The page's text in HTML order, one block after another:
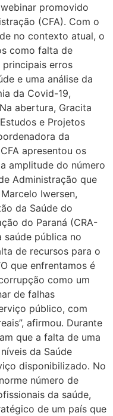
promovido
(CFA). Com o
no contexto atual, o
como falta de
erros
e uma análise da
da Covid-19,
abertura, Gracita
e Projetos
da
apresentou os
amplitude do número
Administração que
Iwersen,
da Saúde do
do Paraná (CRA-
saúde pública no
de recursos para o
que enfrentamos é
como um
de falhas
público, com
afirmou. Durante
que a falta de uma
da Saúde
disponibilizado. No
número de
da saúde,
de um país que